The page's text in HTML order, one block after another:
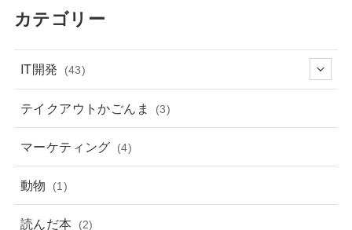
カテゴリー
IT開発 (43)
テイクアウトかごんま (3)
マーケティング (4)
動物 (1)
読んだ本 (2)